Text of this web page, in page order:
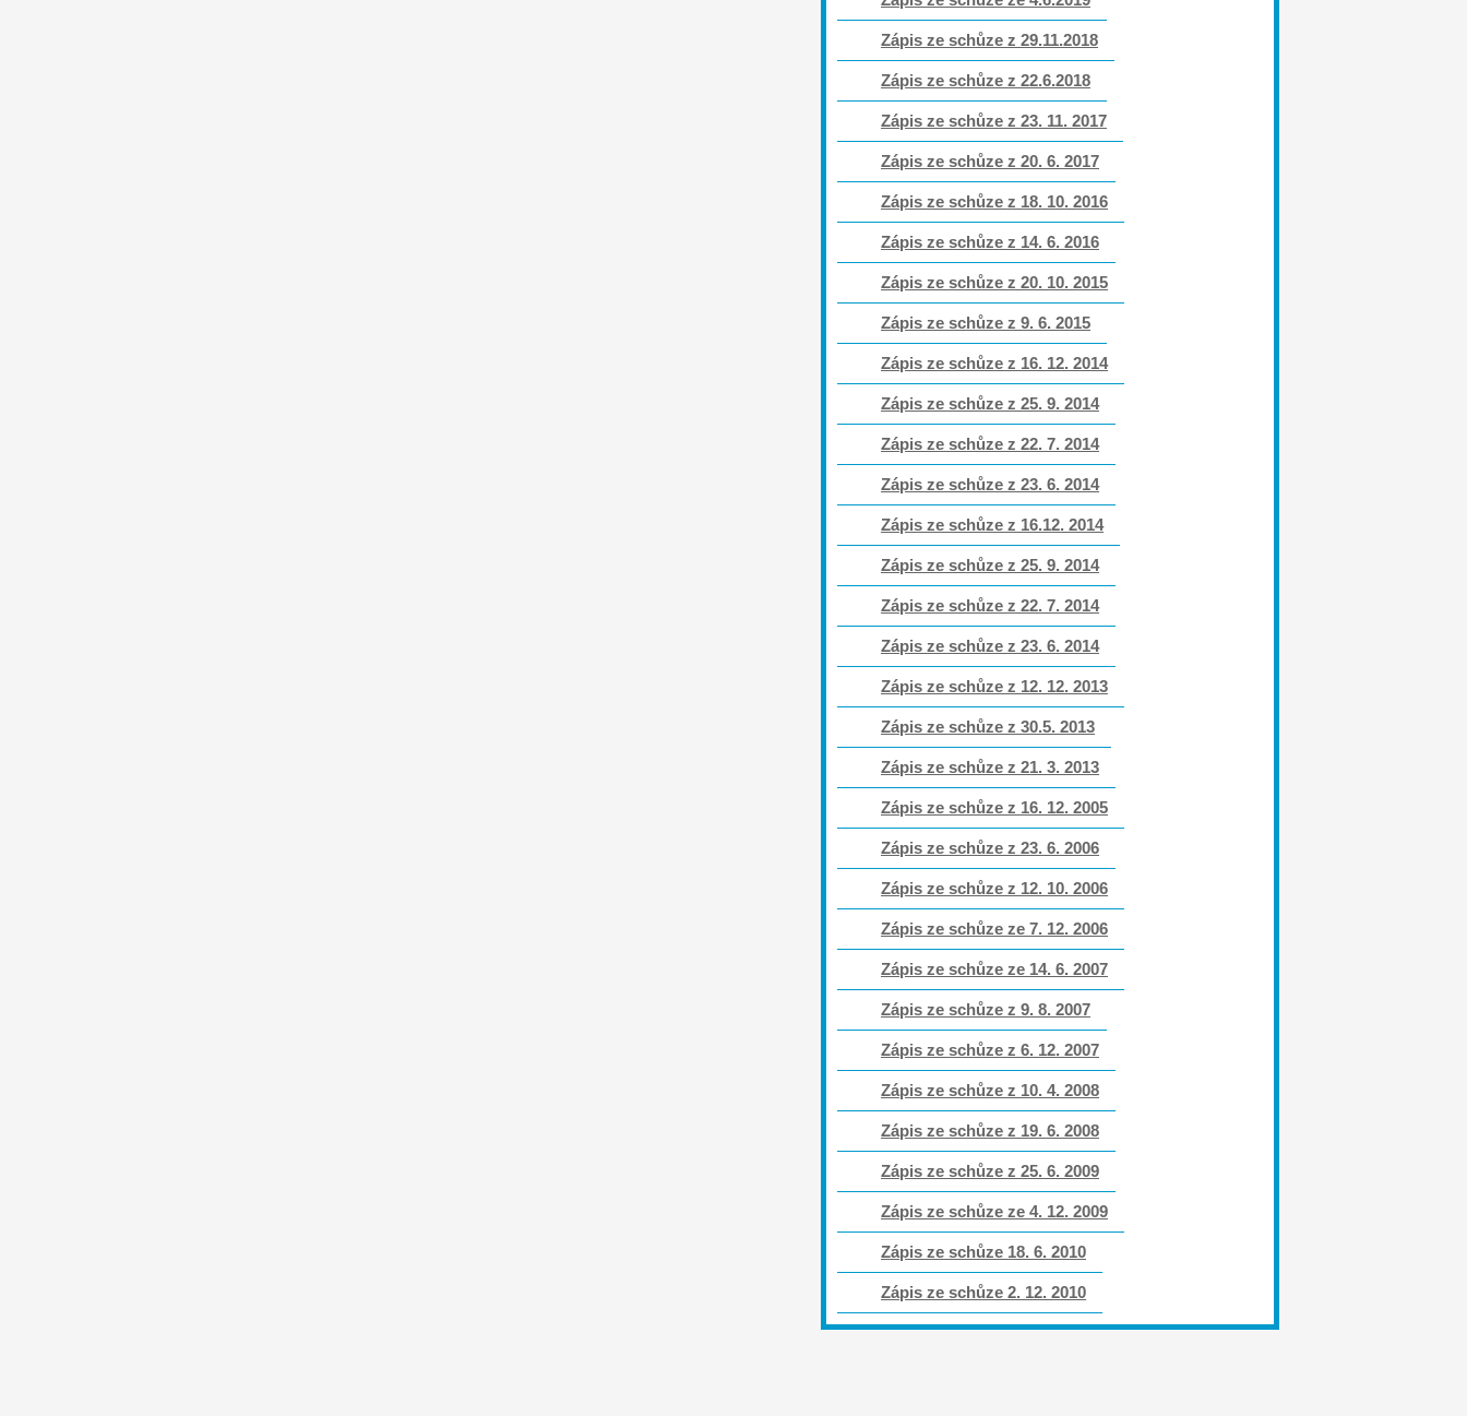
Zápis ze schůze z 29.11.2018
Zápis ze schůze z 22.6.2018
Zápis ze schůze z 23. 11. 2017
Zápis ze schůze z 20. 6. 2017
Zápis ze schůze z 18. 10. 2016
Zápis ze schůze z 14. 6. 2016
Zápis ze schůze z 20. 10. 2015
Zápis ze schůze z 9. 6. 2015
Zápis ze schůze z 16. 12. 2014
Zápis ze schůze z 25. 9. 2014
Zápis ze schůze z 22. 7. 2014
Zápis ze schůze z 23. 6. 2014
Zápis ze schůze z 16.12. 2014
Zápis ze schůze z 25. 9. 2014
Zápis ze schůze z 22. 7. 2014
Zápis ze schůze z 23. 6. 2014
Zápis ze schůze z 12. 12. 2013
Zápis ze schůze z 30.5. 2013
Zápis ze schůze z 21. 3. 2013
Zápis ze schůze z 16. 12. 2005
Zápis ze schůze z 23. 6. 2006
Zápis ze schůze z 12. 10. 2006
Zápis ze schůze ze 7. 12. 2006
Zápis ze schůze ze 14. 6. 2007
Zápis ze schůze z 9. 8. 2007
Zápis ze schůze z 6. 12. 2007
Zápis ze schůze z 10. 4. 2008
Zápis ze schůze z 19. 6. 2008
Zápis ze schůze z 25. 6. 2009
Zápis ze schůze ze 4. 12. 2009
Zápis ze schůze 18. 6. 2010
Zápis ze schůze 2. 12. 2010